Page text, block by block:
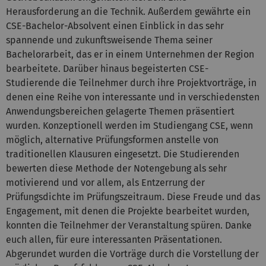
Herausforderung an die Technik. Außerdem gewährte ein
CSE-Bachelor-Absolvent einen Einblick in das sehr
spannende und zukunftsweisende Thema seiner
Bachelorarbeit, das er in einem Unternehmen der Region
bearbeitete. Darüber hinaus begeisterten CSE-
Studierende die Teilnehmer durch ihre Projektvorträge, in
denen eine Reihe von interessante und in verschiedensten
Anwendungsbereichen gelagerte Themen präsentiert
wurden. Konzeptionell werden im Studiengang CSE, wenn
möglich, alternative Prüfungsformen anstelle von
traditionellen Klausuren eingesetzt. Die Studierenden
bewerten diese Methode der Notengebung als sehr
motivierend und vor allem, als Entzerrung der
Prüfungsdichte im Prüfungszeitraum. Diese Freude und das
Engagement, mit denen die Projekte bearbeitet wurden,
konnten die Teilnehmer der Veranstaltung spüren. Danke
euch allen, für eure interessanten Präsentationen.
Abgerundet wurden die Vorträge durch die Vorstellung der